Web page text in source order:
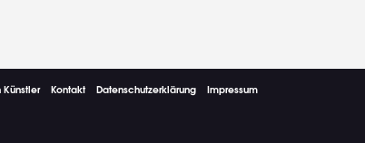
Kontakt Datenschutzerklärung Impressum